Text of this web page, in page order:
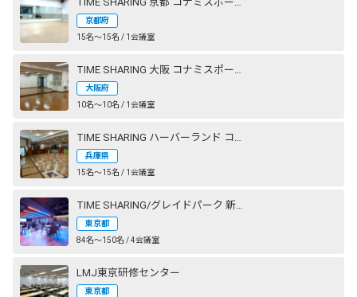
京都府
15名〜15名 / 1会議室
大阪府
10名〜10名 / 1会議室
兵庫県
15名〜15名 / 1会議室
TIME SHARING/グレイドパーク 新橋駅前（銀座口）
東京都
84名〜150名 / 4会議室
LMJ東京研修センター
東京都